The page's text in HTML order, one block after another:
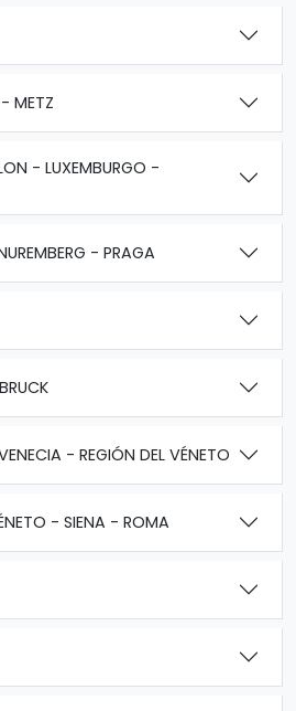
METZ
- LUXEMBURGO -
- PRAGA
- REGIÓN DEL VÉNETO
- SIENA - ROMA